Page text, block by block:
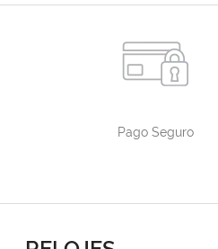
Pago Seguro